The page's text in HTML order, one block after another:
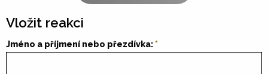
Vložit reakci
Jméno a příjmení nebo přezdívka: